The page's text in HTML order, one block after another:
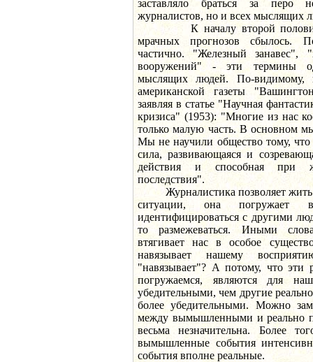
заставляло браться за перо
журналистов, но и всех мыслящих
К началу второй половины
мрачных прогнозов сбылось.
частично. "Железный занавес",
вооружений" - эти термины
мыслящих людей. По-видимому,
американской газеты
заявляя в статье "Научная
кризиса" (1953): "Многие из нас
только малую часть. В основном
Мы не научили общество тому,
сила, развивающаяся и
действия и способная при
последствия".
Журналистика позволяет жить
ситуации, она погружает
идентифицироваться с другими
то размежеваться. Иными
втягивает нас в особое
навязывает нашему
"навязывает"? А потому, что эти
погружаемся, являются для
убедительными, чем другие
более убедительными. Можно
между вымышленными и реально
весьма незначительна. Более
вымышленные события
события вполне реальные.